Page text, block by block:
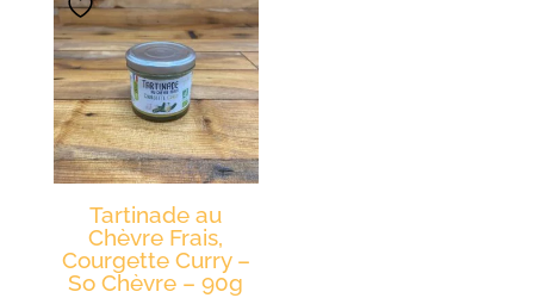
Tartinade au
Chèvre Frais,
Courgette Curry –
So Chèvre – 90g